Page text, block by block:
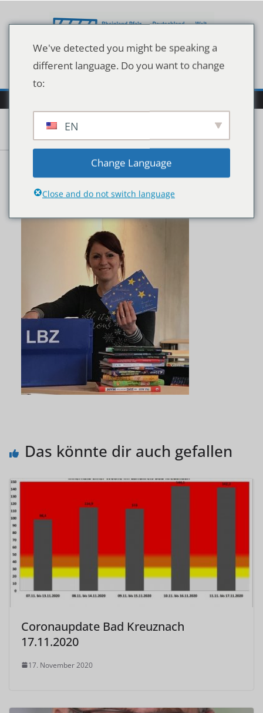
Inhalt
210202_Adventskalende
Das könnte dir auch gefallen
Coronaupdate Bad Kreuznach
17.11.2020
17. November 2020
We've detected you might be speaking a
different language. Do you want to change
to:
EN
Change Language
Close and do not switch language